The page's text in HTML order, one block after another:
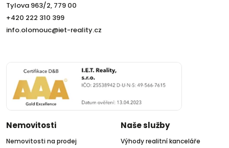
Tylova 963/2, 779 00
+420 222 310 399
info.olomouc@iet-reality.cz
Nemovitosti
Nemovitosti na prodej
Naše služby
Výhody realitní kanceláře